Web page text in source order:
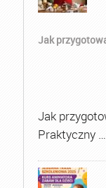
Jak
Jak
Praktyczny …